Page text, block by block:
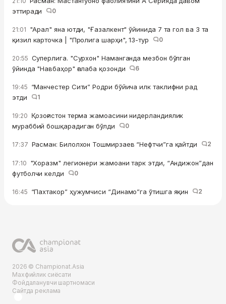
эттиради
0
21:01 "Арал" яна ютди, "Ғазалкент" ўйинида 7 та гол ва 3 та
қизил карточка | "Пролига шарҳи", 13-тур
0
20:55 Суперлига. "Сурхон" Наманганда мезбон бўлган
ўйинда "Навбаҳор" ғалаба қозонди
6
19:45 “Манчестер Сити” Родри бўйича илк таклифни рад
этди
1
19:20 Қозоғистон терма жамоасини нидерландиялик
мураббий бошқарадиган бўлди
0
17:37 Расман: Билолхон Тошмирзаев “Нефтчи”га қайтди 2
17:10 "Хоразм" легионери жамоани тарк этди, “Андижон”дан
футболчи келди
0
16:45 “Пахтакор” ҳужумчиси “Динамо”га ўтишга яқин 2
2026 © Championat.Asia
Махфийлик сиёсати
Фойдаланувчи шартномаси
Сайтда реклама